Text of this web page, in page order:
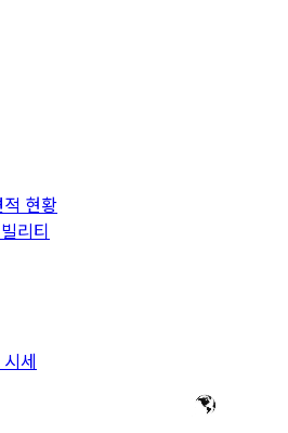
현황
리티
세